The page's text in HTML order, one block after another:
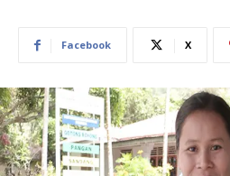
Facebook X